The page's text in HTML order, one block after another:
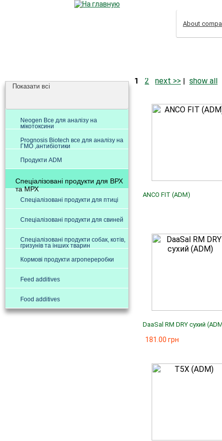
About
Показати всі
Neogen Все для аналізу на
мікотоксини
Prognosis Biotech все для аналізу на
ГМО ,антибіотики
Продукти ADM
Спеціалізовані продукти для ВРХ
та МРХ
Спеціалізовані продукти для птиці
Спеціалізовані продукти для свиней
Спеціалізовані продукти собак, котів,
гризунів та інших тварин
Кормові продукти агропереробки
Feed additives
Food additives
1 2 next >> | show all
ANCO FIT (ADM)
DaaSal RM DRY сухий
181.00 грн